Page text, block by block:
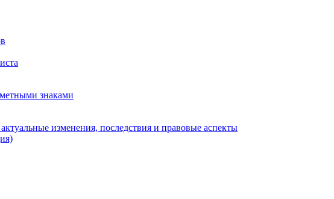
знаками
изменения, последствия и правовые аспекты